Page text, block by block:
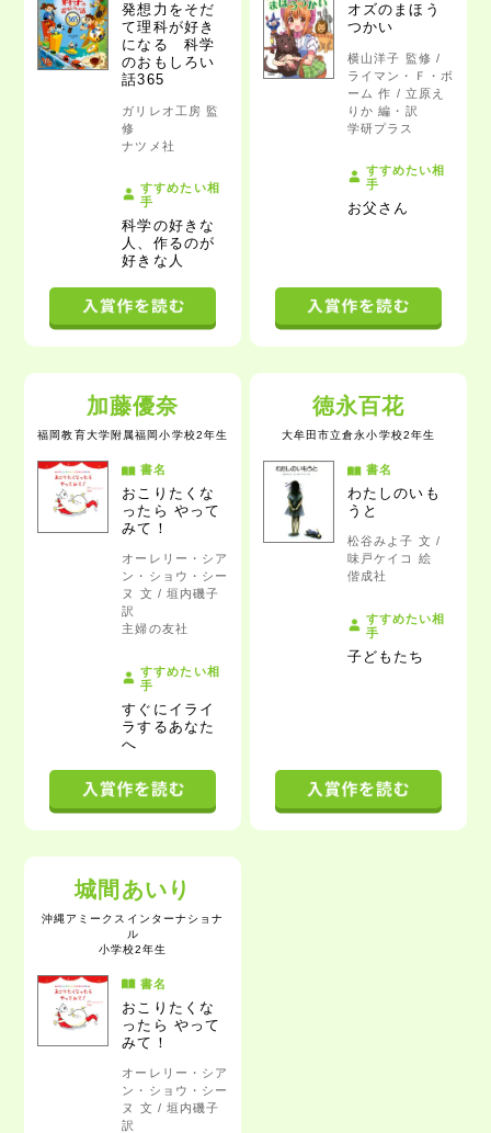
発想力をそだ
て理科が好き
になる 科学
のおもしろい
話365
ガリレオ工房 監
修
ナツメ社
すすめたい相
手
科学の好きな
人、作るのが
好きな人
オズのまほう
つかい
横山洋子 監修 /
ライマン・Ｆ・ボ
ーム 作 / 立原え
りか 編・訳
学研プラス
すすめたい相
手
お父さん
加藤優奈
福岡教育大学附属福岡小学校2年生
書名
おこりたくな
ったら やって
みて！
オーレリー・シア
ン・ショウ・シー
ヌ 文 / 垣内磯子
訳
主婦の友社
すすめたい相
手
すぐにイライ
ラするあなた
へ
徳永百花
大牟田市立倉永小学校2年生
書名
わたしのいも
うと
松谷みよ子 文 /
味戸ケイコ 絵
偕成社
すすめたい相
手
子どもたち
城間あいり
沖縄アミークスインターナショナ
ル
小学校2年生
書名
おこりたくな
ったら やって
みて！
オーレリー・シア
ン・ショウ・シー
ヌ 文 / 垣内磯子
訳